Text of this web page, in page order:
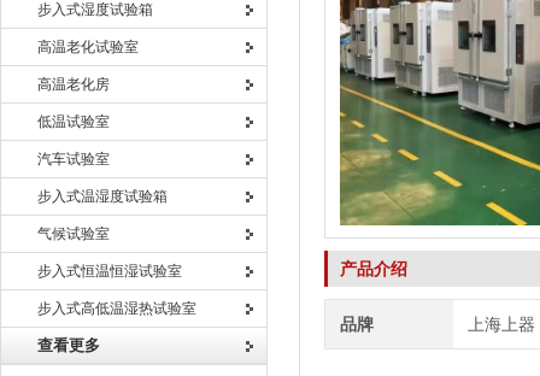
步入式湿度试验箱
高温老化试验室
高温老化房
低温试验室
汽车试验室
步入式温湿度试验箱
气候试验室
步入式恒温恒湿试验室
步入式高低温湿热试验室
查看更多
产品介绍
品牌 上海上器